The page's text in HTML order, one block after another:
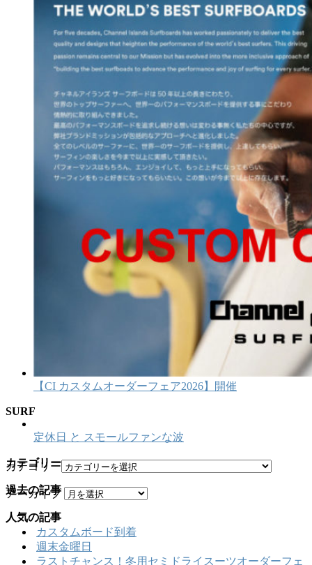
【CI カスタムオーダーフェア2026】開催
SURF
定休日 と スモールファンな波
カテゴリー
カテゴリー
過去の記事
アーカイブ
人気の記事
カスタムボード到着
週末金曜日
ラストチャンス！冬用セミドライスーツオーダーフェ